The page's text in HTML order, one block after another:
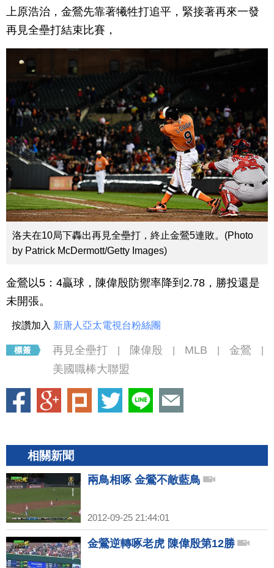
上原浩治，金鶯先靠著犧牲打追平，緊接著再來一發
再見全壘打結束比賽，
洛夫在10局下轟出再見全壘打，終止金鶯5連敗。(Photo
by Patrick McDermott/Getty Images)
金鶯以5：4贏球，陳偉殷防禦率降到2.78，勝投還是
未開張。
按讚加入 新唐人亞太電視台粉絲團
再見全壘打 陳偉殷 MLB 金鶯
美國職棒大聯盟
相關新聞
兩鳥相啄 金鶯不敵藍鳥
2012-09-25 21:44:01
金鶯逆轉啄老虎 陳偉殷第12勝